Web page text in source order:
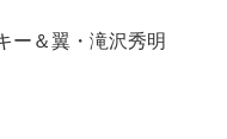
ー＆翼・滝沢秀明